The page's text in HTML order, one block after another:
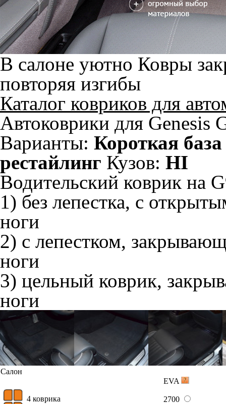
В салоне уютно Ковры
повторяя изгибы
Каталог ковриков для
Автоковрики для Genesis
Варианты: Короткая база
рестайлинг Кузов: HI
Водительский коврик на
1) без лепестка, с
ноги
2) с лепестком,
ноги
3) цельный коврик,
ноги
Салон
EVA
4 коврика
2700